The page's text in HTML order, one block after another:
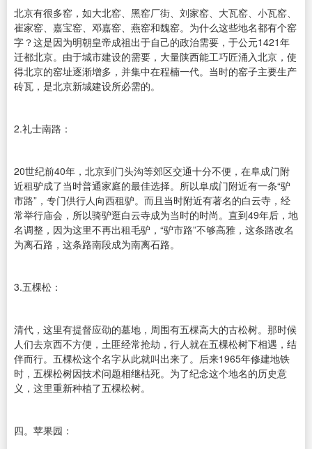
北京有很多窑，如大北窑、黑窑厂街、刘家窑、大瓦窑、小瓦窑、
崔家窑、嘉宝窑、邓嘉窑、燕窑和魏窑。为什么这些地名都有个窑
字？这是因为明朝皇帝成祖出于自己的政治需要，于公元1421年
迁都北京。由于城市建设的需要，大量陕西能工巧匠涌入北京，使
得北京的窑址逐渐增多，并集中在程楠一代。当时的窑子主要生产
砖瓦，是北京新城建设所必需的。
2.礼士南路：
20世纪前40年，北京到门头沟等郊区交通十分不便，在阜成门附
近租驴成了当时普通家庭的最佳选择。所以阜成门附近有一条“驴
市路”，专门供行人向西租驴。而且当时附近有著名的白云寺，经
常举行庙会，所以骑驴逛白云寺成为当时的时尚。直到49年后，地
名调整，因为这里不再出租毛驴，“驴市路”不够高雅，这条路改名
为离石路，这条路南段成为南离石路。
3.五棵松：
清代，这里有提督应劭的墓地，周围有五棵高大的古松树。那时候
人们去京西不方便，土匪经常抢劫，行人就在五棵松树下相遇，结
伴而行。五棵松这个名字从此就叫出来了。后来1965年修建地铁
时，五棵松树因技术问题相继枯死。为了纪念这个地名的历史意
义，这里重新种植了五棵松树。
四。苹果园：